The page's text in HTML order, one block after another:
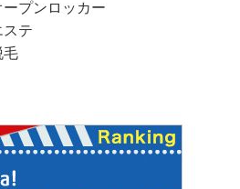
プンロッカー
ステ
毛